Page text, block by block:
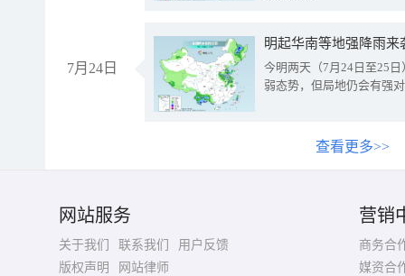
7月24日
明起华南等地强降雨
今明两天（7月24日至25
弱态势，但局地仍会有强
查看更多>>
网站服务
关于我们 联系我们
用户反馈
版权声明
网站律师
营销
商务合
媒资合